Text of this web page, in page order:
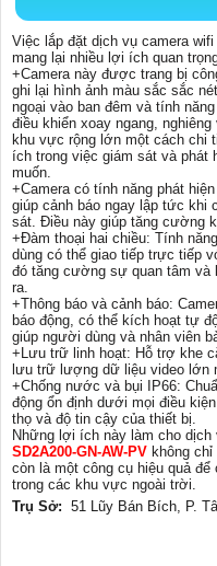
Việc lắp đặt dịch vụ camera
mang lại nhiều lợi ích quan
+Camera này được trang bị
ghi lại hình ảnh màu sắc sắc
ngoại vào ban đêm và tính
điều khiển xoay ngang,
khu vực rộng lớn một cách chi
ích trong việc giám sát và phát
muốn.
+Camera có tính năng phát
giúp cảnh báo ngay lập tức khi
sát. Điều này giúp tăng cường
+Đàm thoại hai chiều: Tính
dùng có thể giao tiếp trực tiếp
đó tăng cường sự quan tâm
ra.
+Thông báo và cảnh báo:
báo động, có thể kích hoạt tự
giúp người dùng và nhân viên
+Lưu trữ linh hoạt: Hỗ trợ khe
lưu trữ lượng dữ liệu video lớn
+Chống nước và bụi IP66:
động ổn định dưới mọi điều
thọ và độ tin cậy của thiết bị.
Những lợi ích này làm cho dịch
SD2A200-GN-AW-PV không
còn là một công cụ hiệu quả
trong các khu vực ngoài trời.
Trụ Sở: 51 Lũy Bán Bích, P.